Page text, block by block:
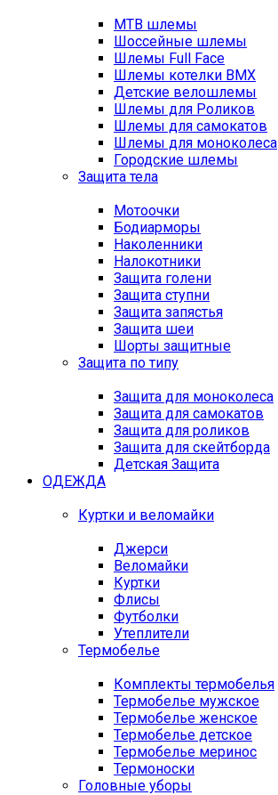
MTB шлемы
Шоссейные шлемы
Шлемы Full Face
Шлемы котелки BMX
Детские велошлемы
Шлемы для Роликов
Шлемы для самокатов
Шлемы для моноколеса
Городские шлемы
Защита тела
Мотоочки
Бодиарморы
Наколенники
Налокотники
Защита голени
Защита ступни
Защита запястья
Защита шеи
Шорты защитные
Защита по типу
Защита для моноколеса
Защита для самокатов
Защита для роликов
Защита для скейтборда
Детская Защита
ОДЕЖДА
Куртки и веломайки
Джерси
Веломайки
Куртки
Флисы
Футболки
Утеплители
Термобелье
Комплекты термобелья
Термобелье мужское
Термобелье женское
Термобелье детское
Термобелье меринос
Термоноски
Головные уборы